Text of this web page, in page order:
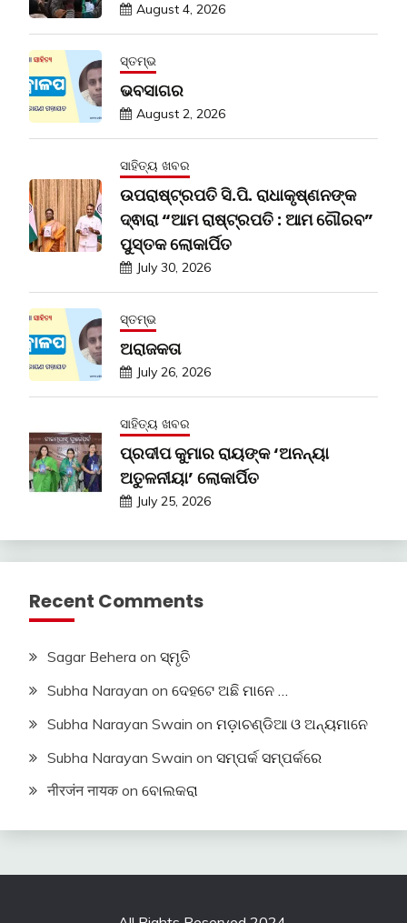
August 4, 2026
ସ୍ତମ୍ଭ
ଭବସାଗର
August 2, 2026
ସାହିତ୍ୟ ଖବର
ଉପରାଷ୍ଟ୍ରପତି ସି.ପି. ରାଧାକୃଷ୍ଣନଙ୍କ
ଦ୍ଵାରା “ଆମ ରାଷ୍ଟ୍ରପତି : ଆମ ଗୌରବ”
ପୁସ୍ତକ ଲୋକାର୍ପିତ
July 30, 2026
ସ୍ତମ୍ଭ
ଅରାଜକତା
July 26, 2026
ସାହିତ୍ୟ ଖବର
ପ୍ରଦୀପ କୁମାର ରାୟଙ୍କ ‘ଅନନ୍ୟା
ଅତୁଳନୀୟା’ ଲୋକାର୍ପିତ
July 25, 2026
Recent Comments
Sagar Behera on ସ୍ମୃତି
Subha Narayan on ଦେହଟେ ଅଛି ମାନେ …
Subha Narayan Swain on ମଡ଼ାଚଣ୍ଡିଆ ଓ ଅନ୍ୟମାନେ
Subha Narayan Swain on ସମ୍ପର୍କ ସମ୍ପର୍କରେ
नीरजंन नायक on ବୋଲକରା